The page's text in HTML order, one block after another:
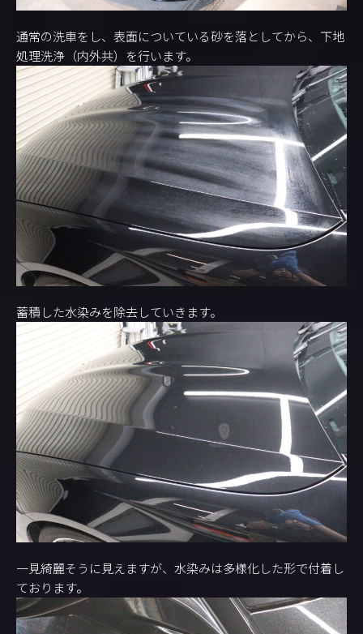
通常の洗車をし、表面についている砂を落としてから、下地
処理洗浄（内外共）を行います。
蓄積した水染みを除去していきます。
一見綺麗そうに見えますが、水染みは多様化した形で付着し
ております。